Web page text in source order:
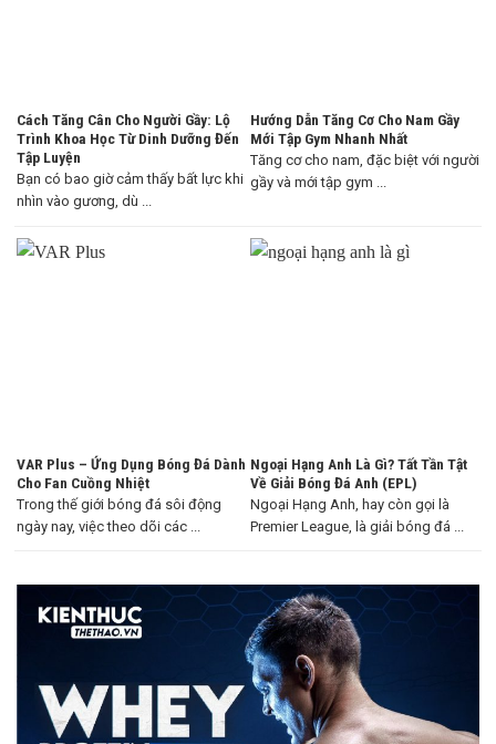
Cách Tăng Cân Cho Người Gầy: Lộ
Trình Khoa Học Từ Dinh Dưỡng Đến
Tập Luyện
Bạn có bao giờ cảm thấy bất lực khi
nhìn vào gương, dù ...
Hướng Dẫn Tăng Cơ Cho Nam Gầy
Mới Tập Gym Nhanh Nhất
Tăng cơ cho nam, đặc biệt với người
gầy và mới tập gym ...
VAR Plus – Ứng Dụng Bóng Đá Dành
Cho Fan Cuồng Nhiệt
Trong thế giới bóng đá sôi động
ngày nay, việc theo dõi các ...
Ngoại Hạng Anh Là Gì? Tất Tần Tật
Về Giải Bóng Đá Anh (EPL)
Ngoại Hạng Anh, hay còn gọi là
Premier League, là giải bóng đá ...